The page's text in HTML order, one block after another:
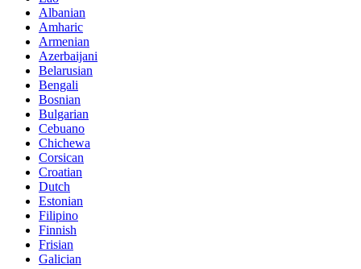
Albanian
Amharic
Armenian
Azerbaijani
Belarusian
Bengali
Bosnian
Bulgarian
Cebuano
Chichewa
Corsican
Croatian
Dutch
Estonian
Filipino
Finnish
Frisian
Galician